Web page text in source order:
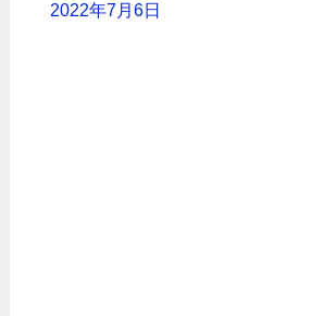
2022年7月6日